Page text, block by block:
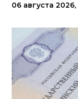
06 августа 2026,